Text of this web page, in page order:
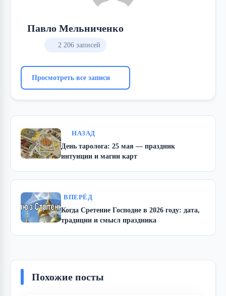
Павло Мельниченко
2 206 записей
Просмотреть все записи
НАЗАД
День таролога: 25 мая — праздник
интуиции и магии карт
ВПЕРЁД
Когда Сретение Господне в 2026 году: дата,
традиции и смысл праздника
Похожие посты